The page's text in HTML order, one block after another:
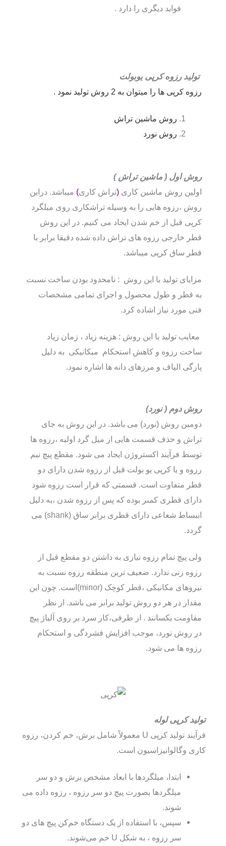
فواید دیگری را دارد .
تولید رزوه کرپی یوبولت
رزوه کرپی ها را میتوان به 2 روش تولید نمود .
روش ماشین تراش
روش نورد
روش اول ( ماشین تراش )
اولین روش ماشین کاری (تراش کاری) میباشد. دراین
روش ،رزوه هایی را به وسیله تراشکاری روی میلگرد
کرپی قبل از خم شدن ایجاد می کنیم. در این روش
قطر خارجی رزوه های تراش داده شده دقیقا برابر با
قطر ساق کرپی میباشد.
مزایای تولید با این روش : نامحدود بودن ساخت نسبت
به قطر و طول محصول و اجرای تمامی مشخصات
فنی مورد نیاز اشاده کرد.
معایب تولید با این روش : هزینه زیاد ، زمان زیاد
ساخت رزوه و کاهش استحکام میکانیکی به دلیل
پارگی الیاف و مرزهای دانه ها اشاره نمود.
روش دوم ( نورد)
دومین روش (نورد) می باشد. در این روش به جای
تراش و حذف قسمت هایی از میل گرد اولیه ،رزوه ها
توسط فرآیند اکستروژن ایجاد می شود. مقطع پیچ نیم
رزوه و یا کرپی یو بولت قبل از رزوه شدن دارای دو
قطر متفاوت است. قسمتی که قرار است رزوه شود
دارای قطری کمنر بوده که پس از رزوه شدن ،به دلیل
انبساط شعاعی دارای قطری برابر ساق (shank) می
گردد.
ولی پیچ تمام رزوه نیازی به داشتن دو مقطع قبل از
رزوه زنی ندارد. ضعیف ترین منطقه رزوه نسبت به
نیروهای مکانیکی ،قطر کوچک (minor)است. چون این
مقدار در هر دو روش تولید برابر می باشد. از نظر
مقاومت یکسانند . از طرفی،کار سرد بر روی آلیاژ پیچ
در روش نورد، موجب افزایش فشردگی و استحکام
رزوه ها می شود.
تولید کرپی لوله
فرآیند تولید کرپی U معمولاً شامل برش، خم کردن، رزوه
کاری وگالوانیزاسیون است.
ابتدا، میلگردها با ابعاد مشخص برش و دو سر
میلگردها بصورت پیچ دو سر رزوه ، رزوه داده می
شوند.
سپس، با استفاده از یک دستگاه خم‌کن پیچ های دو
سر رزوه ، به شکل U خم می‌شوند.